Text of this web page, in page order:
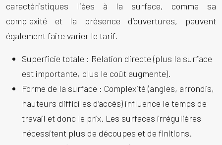
caractéristiques liées à la surface, comme sa
complexité et la présence d’ouvertures, peuvent
également faire varier le tarif.
Superficie totale : Relation directe (plus la surface
est importante, plus le coût augmente).
Forme de la surface : Complexité (angles, arrondis,
hauteurs difficiles d’accès) influence le temps de
travail et donc le prix. Les surfaces irrégulières
nécessitent plus de découpes et de finitions.